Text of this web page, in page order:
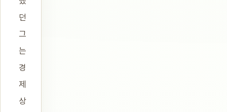
던
그
는
경
제
상